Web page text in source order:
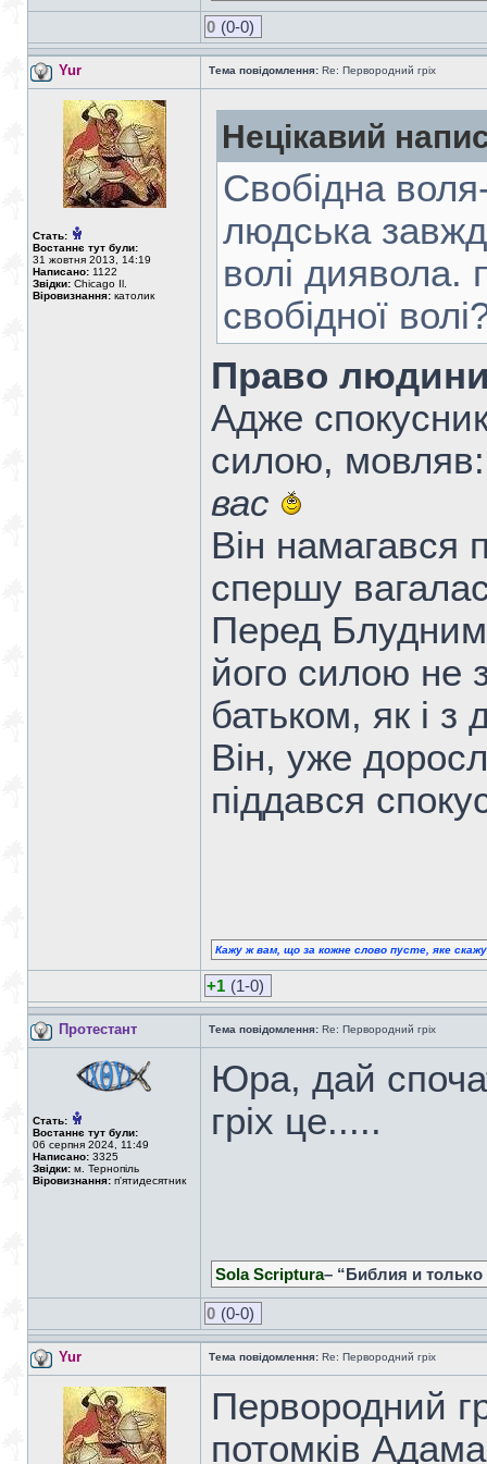
0 (0-0)
Yur Тема повідомлення: Re: Первородний гріх
Стать:
Востаннє тут були:
31 жовтня 2013, 14:19
Написано: 1122
Звідки: Chicago Il.
Віровизнання: католик
Нецікавий
Свобідна
людська
волі диявола.
свобідної
Право
Адже
силою,
вас
Він намагався
спершу
Перед Блудним
його силою не
батьком, як і з
Він, уже
піддався
Кажу ж вам, що за кожне слово пусте, яке
+1 (1-0)
Протестант Тема повідомлення: Re: Первородний гріх
Стать:
Востаннє тут були:
06 серпня 2024, 11:49
Написано: 3325
Звідки: м. Тернопіль
Віровизнання: п'ятидесятник
Юра, дай
гріх це.....
Sola Scriptura– “Библия и
0 (0-0)
Yur Тема повідомлення: Re: Первородний гріх
Первородний
потомків